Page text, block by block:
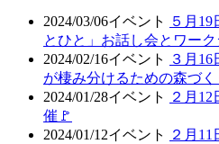
2024/03/06イベント
５月
とひと」お話し会とワー
2024/02/16イベント
３月
が棲み分けるための森づく
2024/01/28イベント
２月
催🚩
2024/01/12イベント
２月